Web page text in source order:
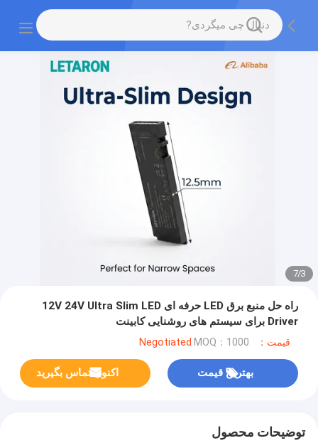
3
/
7
راه حل منبع برق LED حرفه ای 12V 24V Ultra Slim LED
Driver برای سیستم های روشنایی کابینت
قیمت：Negotiated MOQ：1000
بهترین قیمت اکنون تماس بگیرید
توضیحات محصول